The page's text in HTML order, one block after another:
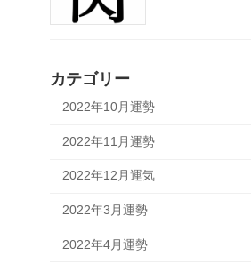
カテゴリー
2022年10月運勢
2022年11月運勢
2022年12月運気
2022年3月運勢
2022年4月運勢